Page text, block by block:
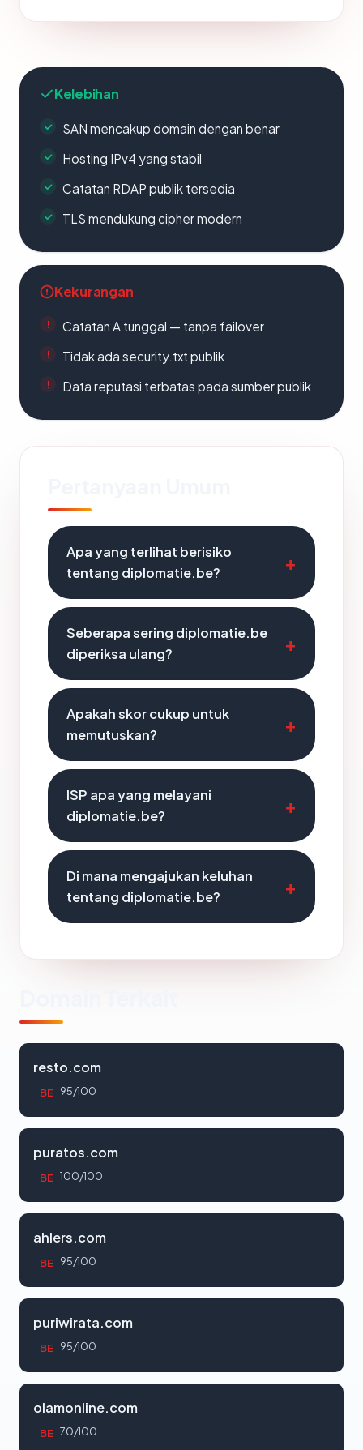
Kelebihan
SAN mencakup domain dengan benar
Hosting IPv4 yang stabil
Catatan RDAP publik tersedia
TLS mendukung cipher modern
Kekurangan
Catatan A tunggal — tanpa failover
Tidak ada security.txt publik
Data reputasi terbatas pada sumber publik
Apa yang terlihat berisiko
tentang diplomatie.be?
Seberapa sering diplomatie.be
diperiksa ulang?
Apakah skor cukup untuk
memutuskan?
ISP apa yang melayani
diplomatie.be?
Di mana mengajukan keluhan
tentang diplomatie.be?
resto.com
BE 95/100
puratos.com
BE 100/100
ahlers.com
BE 95/100
puriwirata.com
BE 95/100
olamonline.com
BE 70/100